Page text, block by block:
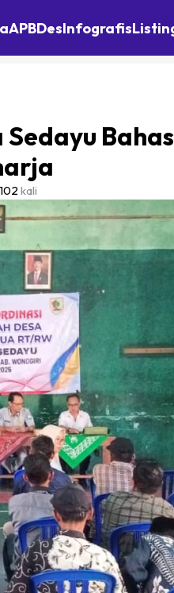
APBDesInfografis
Sedayu
102kali